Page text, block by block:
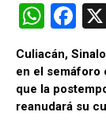
W
h
at
s
A
F
a
ce
b
o
Culiacán,
en el semáforo
que la
reanudará su